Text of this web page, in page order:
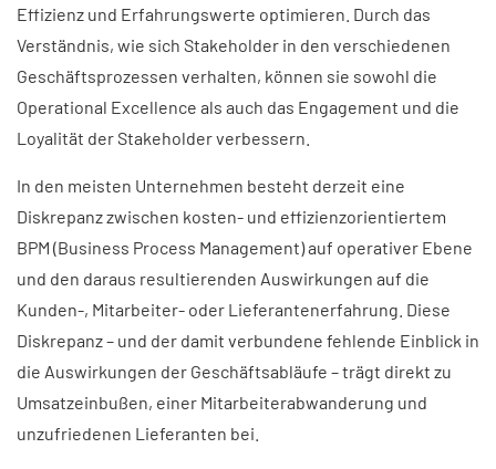
Effizienz und Erfahrungswerte optimieren. Durch das
Verständnis, wie sich Stakeholder in den verschiedenen
Geschäftsprozessen verhalten, können sie sowohl die
Operational Excellence als auch das Engagement und die
Loyalität der Stakeholder verbessern.
In den meisten Unternehmen besteht derzeit eine
Diskrepanz zwischen kosten- und effizienzorientiertem
BPM (Business Process Management) auf operativer Ebene
und den daraus resultierenden Auswirkungen auf die
Kunden-, Mitarbeiter- oder Lieferantenerfahrung. Diese
Diskrepanz – und der damit verbundene fehlende Einblick in
die Auswirkungen der Geschäftsabläufe – trägt direkt zu
Umsatzeinbußen, einer Mitarbeiterabwanderung und
unzufriedenen Lieferanten bei.